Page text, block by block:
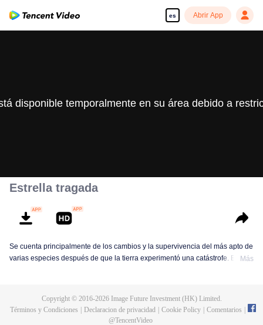
es Abrir App
disponible temporalmente en su área debido a
Estrella tragada
Se cuenta principalmente de los cambios y la supervivencia del más apto de
varias especies después de que la tierra experimentó una catástrofe. El
en una bestia devoradora de estrellas, crió un clon humano en el cuerpo
interior. Después, salió de la tierra hacia el universo.
Más
Copyright © 2016-2026Image Future Investment (HK) Limited.
Términos y Condiciones
Declaracion de privacidad Cookie Policy Comentarios
@TencentVideo